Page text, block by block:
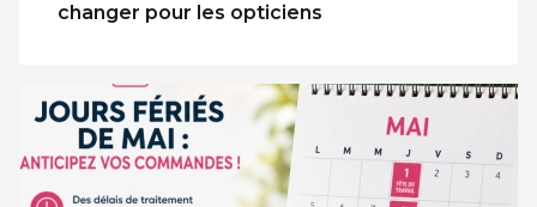
changer pour les opticiens